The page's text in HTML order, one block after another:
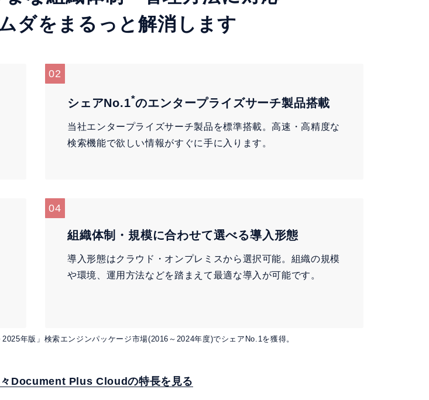
ダをまるっと解消します
02
シェアNo.1*のエンタープライズサーチ製品搭載
当社エンタープライズサーチ製品を標準搭載。高速・高精度な
検索機能で欲しい情報がすぐに手に入ります。
04
組織体制・規模に合わせて選べる導入形態
導入形態はクラウド・オンプレミスから選択可能。組織の規模
や環境、運用方法などを踏まえて最適な導入が可能です。
年版」検索エンジンパッケージ市場(2016～2024年度)でシェアNo.1を獲得。
Document Plus Cloudの特長を見る